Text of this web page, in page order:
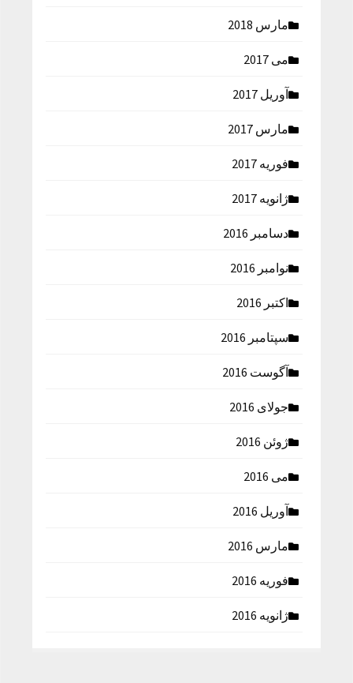
مارس 2018
می 2017
آوریل 2017
مارس 2017
فوریه 2017
ژانویه 2017
دسامبر 2016
نوامبر 2016
اکتبر 2016
سپتامبر 2016
آگوست 2016
جولای 2016
ژوئن 2016
می 2016
آوریل 2016
مارس 2016
فوریه 2016
ژانویه 2016